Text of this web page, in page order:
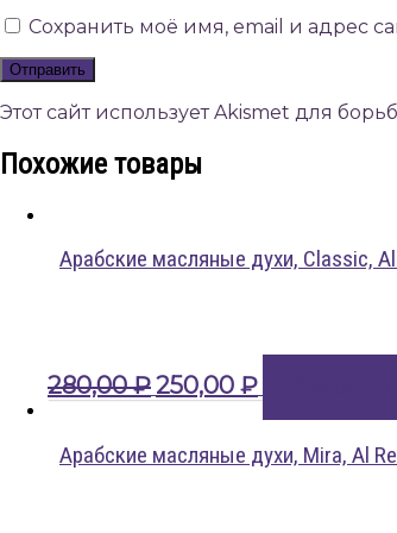
Сохранить моё имя, email и адрес
Этот сайт использует Akismet для
Похожие товары
Арабские масляные духи, Classic,
280,00₽ Первоначальная
цена
составляла
280,00 ₽.
250,00 ₽Текущая
цена:
250,00 ₽.
Арабские масляные духи, Mira, Al